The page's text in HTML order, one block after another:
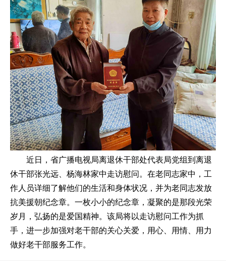
近日，省广播电视局离退休干部处代表局党组到离退
休干部张光远、杨海林家中走访慰问。在老同志家中，工
作人员详细了解他们的生活和身体状况，并为老同志发放
抗美援朝纪念章。一枚小小的纪念章，凝聚的是那段光荣
岁月，弘扬的是爱国精神。该局将以走访慰问工作为抓
手，进一步加强对老干部的关心关爱，用心、用情、用力
做好老干部服务工作。